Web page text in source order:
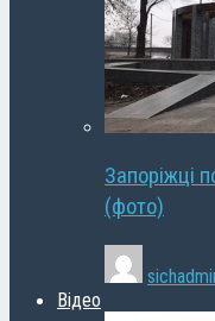
Запоріжці
(фото)
Відео